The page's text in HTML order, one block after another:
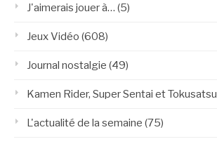
J'aimerais jouer à… (5)
Jeux Vidéo (608)
Journal nostalgie (49)
Kamen Rider, Super Sentai et Tokusatsu
L'actualité de la semaine (75)